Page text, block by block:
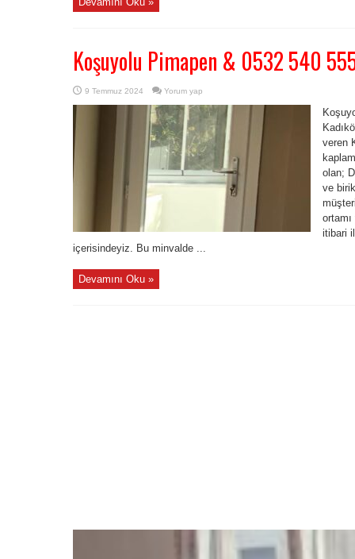
Koşuyolu Pimapen & 0532 540
9 Temmuz 2024 Yorum yap
veren
olan;
ve
itibari
içerisindeyiz. Bu minvalde ...
Devamını Oku »